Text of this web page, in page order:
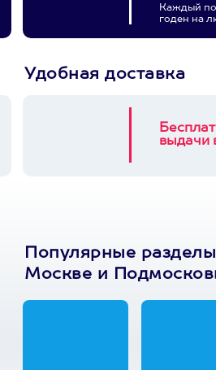
Каждый
годен на
Удобная доставка
выдачи
Популярные
Москве и